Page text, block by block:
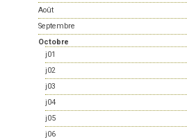
Août
Septembre
Octobre
j01
j02
j03
j04
j05
j06